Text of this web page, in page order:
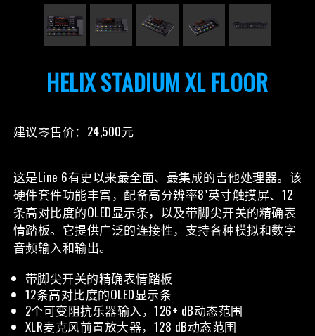
HELIX STADIUM XL FLOOR
建议零售价：24,500元
这是Line 6有史以来最全面、最集成的吉他处理器。该
硬件套件功能丰富，配备高分辨率8''英寸触摸屏、12
条高对比度的OLED显示条，以及带脚尖开关的精确表
情踏板。它提供广泛的连接性，支持各种模拟和数字
音频输入和输出。
带脚尖开关的精确表情踏板
12条高对比度的OLED显示条
2个可变阻抗乐器输入，126+ dB动态范围
XLR麦克风前置放大器，128 dB动态范围